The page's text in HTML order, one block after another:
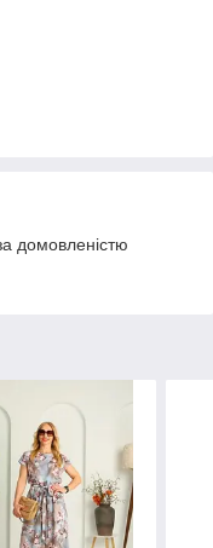
домовленістю